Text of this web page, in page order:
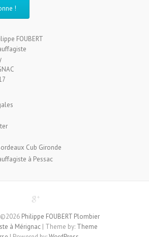
FOUBERT
Cub Gironde
à Pessac
Philippe FOUBERT Plombier
à Mérignac| Theme by: Theme